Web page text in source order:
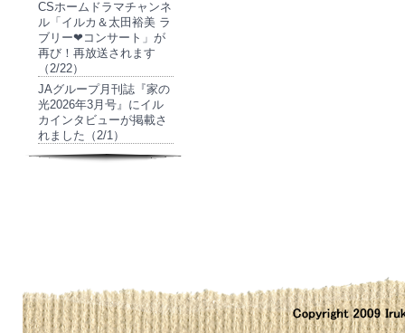
CSホームドラマチャンネ
ル「イルカ＆太田裕美 ラ
ブリー❤コンサート」が
再び！再放送されます
（2/22）
JAグループ月刊誌『家の
光2026年3月号』にイル
カインタビューが掲載さ
れました（2/1）